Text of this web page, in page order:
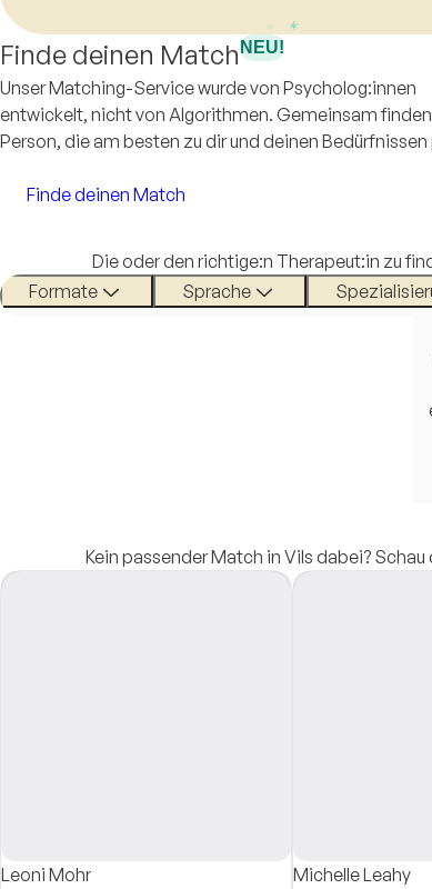
Finde deinen MatchNEU!
Unser Matching-Service wurde von Psycholog:innen
entwickelt, nicht von Algorithmen. Gemeinsam
Person, die am besten zu dir und deinen
Finde deinen Match
Die oder den richtige:n Therapeut:in zu
Formate
Sprache
Kein passender Match in Vils dabei?
Leoni Mohr
Michelle Leahy